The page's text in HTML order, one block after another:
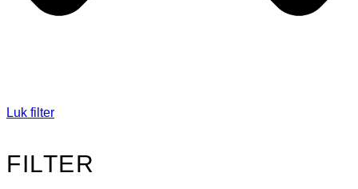
Luk filter
FILTER